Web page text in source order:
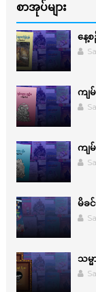
စာအုပ်များ
နေ့စ
ကျ
ကျ
မိခင်
သမ္